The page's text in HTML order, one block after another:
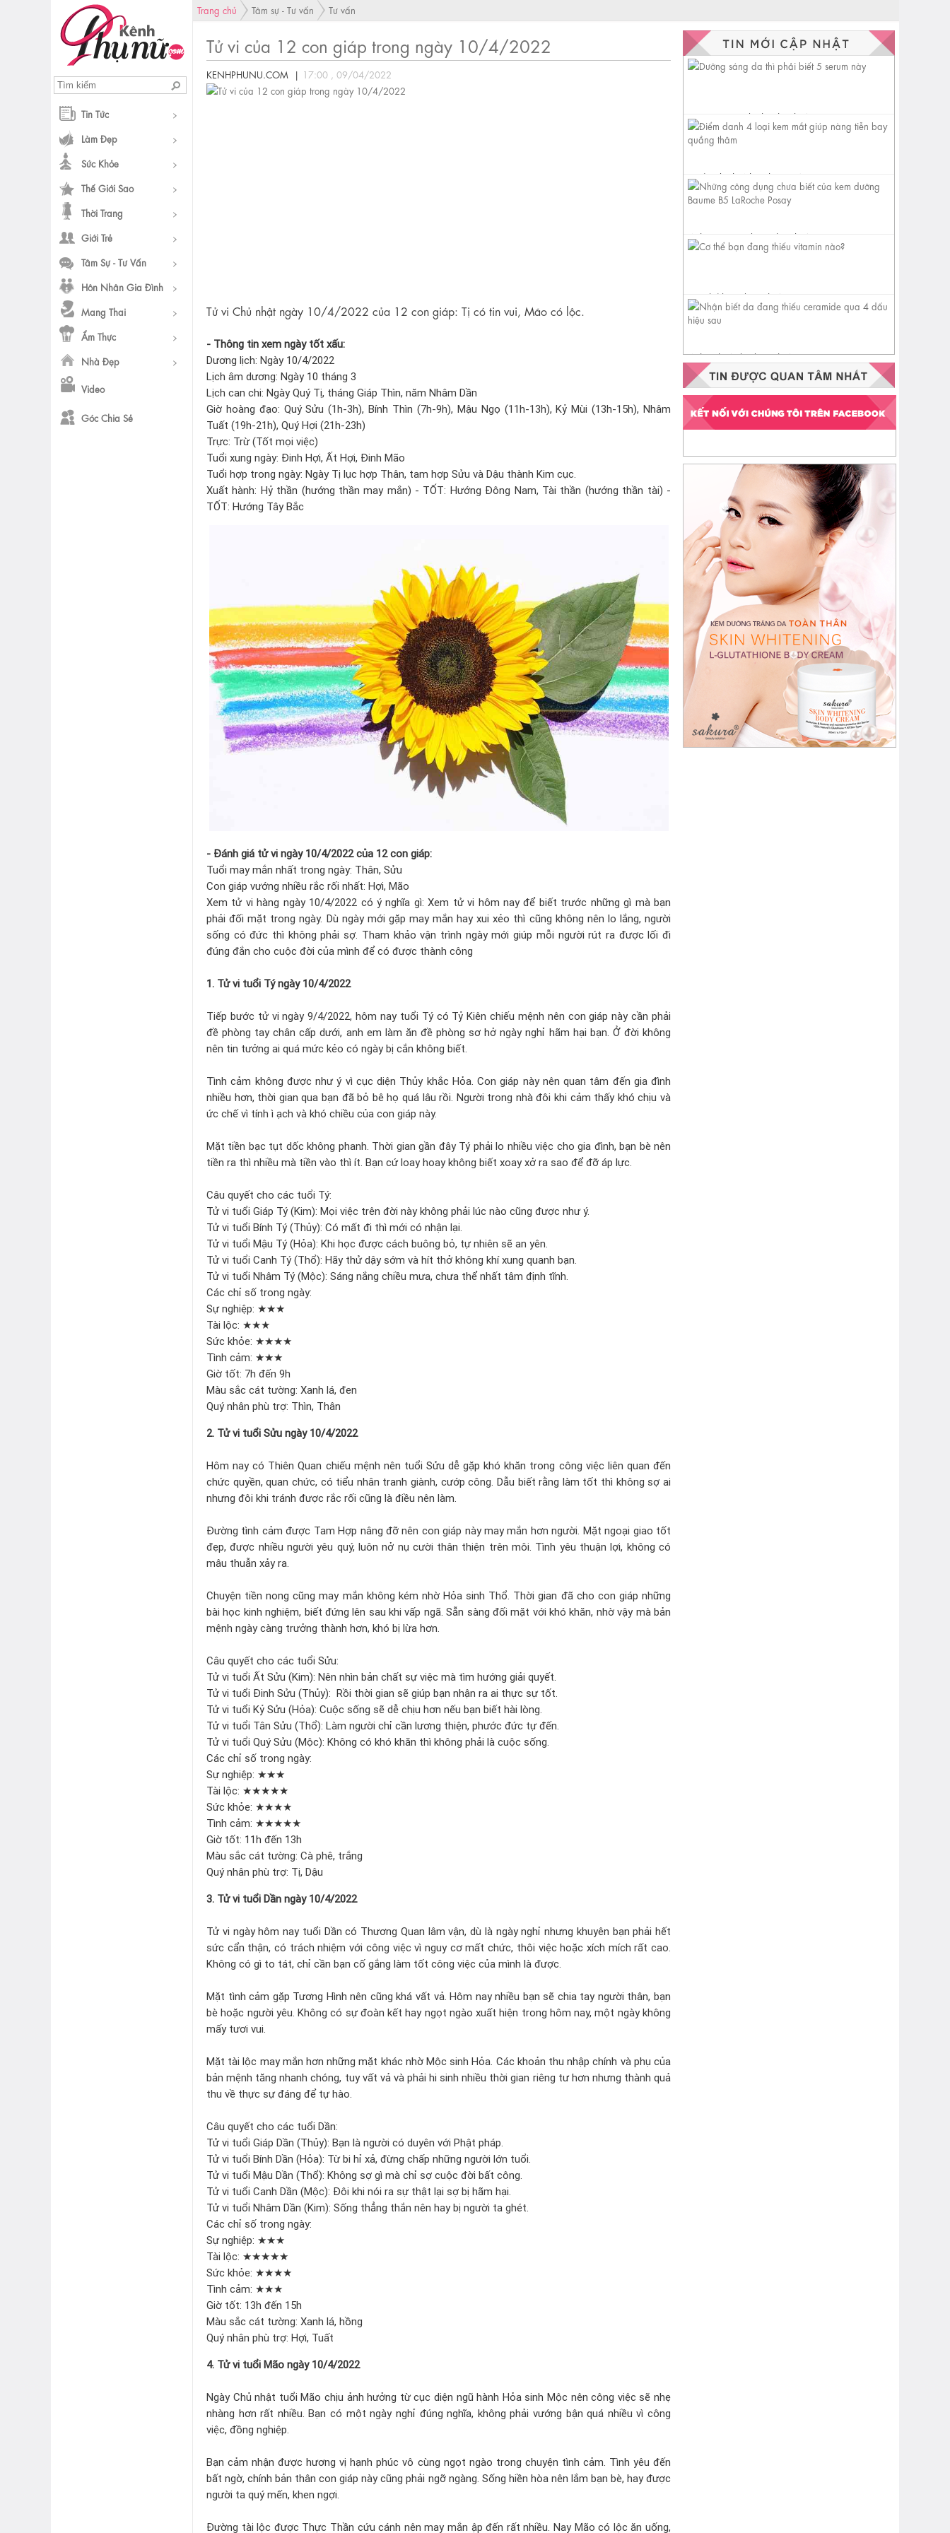
Tin Tức
Làm Đẹp
Sức Khỏe
Thế Giới Sao
Thời Trang
Giới Trẻ
Tâm Sự - Tư Vấn
Hôn Nhân Gia Đình
Mang Thai
Ẩm Thực
Nhà Đẹp
Video
Góc Chia Sẻ
Trang chủ Tâm sự - Tư vấn Tư vấn
Tử vi của 12 con giáp trong ngày 10/4/2022
KENHPHUNU.COM | 17:00 , 09/04/2022
Tử vi Chủ nhật ngày 10/4/2022 của 12 con giáp: Tị có tin vui, Mão có lộc.
- Thông tin xem ngày tốt xấu:
Dương lịch: Ngày 10/4/2022
Lịch âm dương: Ngày 10 tháng 3
Lịch can chi: Ngày Quý Tị, tháng Giáp Thìn, năm Nhâm Dần
Giờ hoàng đạo: Quý Sửu (1h-3h), Bính Thìn (7h-9h), Mậu Ngọ (11h-13h), Kỷ Mùi (13h-15h), Nhâm
Tuất (19h-21h), Quý Hợi (21h-23h)
Trực: Trừ (Tốt mọi việc)
Tuổi xung ngày: Đinh Hợi, Ất Hợi, Đinh Mão
Tuổi hợp trong ngày: Ngày Tị lục hợp Thân, tam hợp Sửu và Dậu thành Kim cục.
Xuất hành: Hỷ thần (hướng thần may mắn) - TỐT: Hướng Đông Nam, Tài thần (hướng thần tài) -
TỐT: Hướng Tây Bắc
- Đánh giá tử vi ngày 10/4/2022 của 12 con giáp:
Tuổi may mắn nhất trong ngày: Thân, Sửu
Con giáp vướng nhiều rắc rối nhất: Hợi, Mão
Xem tử vi hàng ngày 10/4/2022 có ý nghĩa gì: Xem tử vi hôm nay để biết trước những gì mà bạn
phải đối mặt trong ngày. Dù ngày mới gặp may mắn hay xui xẻo thì cũng không nên lo lắng, người
sống có đức thì không phải sợ. Tham khảo vận trình ngày mới giúp mỗi người rút ra được lối đi
đúng đắn cho cuộc đời của mình để có được thành công
1. Tử vi tuổi Tý ngày 10/4/2022
Tiếp bước tử vi ngày 9/4/2022, hôm nay tuổi Tý có Tỷ Kiên chiếu mệnh nên con giáp này cần phải
đề phòng tay chân cấp dưới, anh em làm ăn đề phòng sơ hở ngày nghỉ hãm hại bạn. Ở đời không
nên tin tưởng ai quá mức kẻo có ngày bị cắn không biết.
Tình cảm không được như ý vì cục diện Thủy khắc Hỏa. Con giáp này nên quan tâm đến gia đình
nhiều hơn, thời gian qua bạn đã bỏ bê họ quá lâu rồi. Người trong nhà đôi khi cảm thấy khó chịu và
ức chế vì tính ì ạch và khó chiều của con giáp này.
Mặt tiền bạc tụt dốc không phanh. Thời gian gần đây Tý phải lo nhiều việc cho gia đình, bạn bè nên
tiền ra thì nhiều mà tiền vào thì ít. Bạn cứ loay hoay không biết xoay xở ra sao để đỡ áp lực.
Câu quyết cho các tuổi Tý:
Tử vi tuổi Giáp Tý (Kim): Mọi việc trên đời này không phải lúc nào cũng được như ý.
Tử vi tuổi Bính Tý (Thủy): Có mất đi thì mới có nhận lại.
Tử vi tuổi Mậu Tý (Hỏa): Khi học được cách buông bỏ, tự nhiên sẽ an yên.
Tử vi tuổi Canh Tý (Thổ): Hãy thử dậy sớm và hít thở không khí xung quanh bạn.
Tử vi tuổi Nhâm Tý (Mộc): Sáng nắng chiều mưa, chưa thể nhất tâm định tĩnh.
Các chỉ số trong ngày:
Sự nghiệp: ★★★
Tài lộc: ★★★
Sức khỏe: ★★★★
Tình cảm: ★★★
Giờ tốt: 7h đến 9h
Màu sắc cát tường: Xanh lá, đen
Quý nhân phù trợ: Thìn, Thân
2. Tử vi tuổi Sửu ngày 10/4/2022
Hôm nay có Thiên Quan chiếu mệnh nên tuổi Sửu dễ gặp khó khăn trong công việc liên quan đến
chức quyền, quan chức, có tiểu nhân tranh giành, cướp công. Dẫu biết rằng làm tốt thì không sợ ai
nhưng đôi khi tránh được rắc rối cũng là điều nên làm.
Đường tình cảm được Tam Hợp nâng đỡ nên con giáp này may mắn hơn người. Mặt ngoại giao tốt
đẹp, được nhiều người yêu quý, luôn nở nụ cười thân thiện trên môi. Tình yêu thuận lợi, không có
mâu thuẫn xảy ra.
Chuyện tiền nong cũng may mắn không kém nhờ Hỏa sinh Thổ. Thời gian đã cho con giáp những
bài học kinh nghiệm, biết đứng lên sau khi vấp ngã. Sẵn sàng đối mặt với khó khăn, nhờ vậy mà bản
mệnh ngày càng trưởng thành hơn, khó bị lừa hơn.
Câu quyết cho các tuổi Sửu:
Tử vi tuổi Ất Sửu (Kim): Nên nhìn bản chất sự việc mà tìm hướng giải quyết.
Tử vi tuổi Đinh Sửu (Thủy): Rồi thời gian sẽ giúp bạn nhận ra ai thực sự tốt.
Tử vi tuổi Kỷ Sửu (Hỏa): Cuộc sống sẽ dễ chịu hơn nếu bạn biết hài lòng.
Tử vi tuổi Tân Sửu (Thổ): Làm người chỉ cần lương thiện, phước đức tự đến.
Tử vi tuổi Quý Sửu (Mộc): Không có khó khăn thì không phải là cuộc sống.
Các chỉ số trong ngày:
Sự nghiệp: ★★★
Tài lộc: ★★★★★
Sức khỏe: ★★★★
Tình cảm: ★★★★★
Giờ tốt: 11h đến 13h
Màu sắc cát tường: Cà phê, trắng
Quý nhân phù trợ: Tị, Dậu
3. Tử vi tuổi Dần ngày 10/4/2022
Tử vi ngày hôm nay tuổi Dần có Thương Quan lâm vận, dù là ngày nghỉ nhưng khuyên bạn phải hết
sức cẩn thận, có trách nhiệm với công việc vì nguy cơ mất chức, thôi việc hoặc xích mích rất cao.
Không có gì to tát, chỉ cần bạn cố gắng làm tốt công việc của mình là được.
Mặt tình cảm gặp Tương Hình nên cũng khá vất vả. Hôm nay nhiều bạn sẽ chia tay người thân, bạn
bè hoặc người yêu. Không có sự đoàn kết hay ngọt ngào xuất hiện trong hôm nay, một ngày không
mấy tươi vui.
Mặt tài lộc may mắn hơn những mặt khác nhờ Mộc sinh Hỏa. Các khoản thu nhập chính và phụ của
bản mệnh tăng nhanh chóng, tuy vất vả và phải hi sinh nhiều thời gian riêng tư hơn nhưng thành quả
thu về thực sự đáng để tự hào.
Câu quyết cho các tuổi Dần:
Tử vi tuổi Giáp Dần (Thủy): Bạn là người có duyên với Phật pháp.
Tử vi tuổi Bính Dần (Hỏa): Từ bi hỉ xả, đừng chấp những người lớn tuổi.
Tử vi tuổi Mậu Dần (Thổ): Không sợ gì mà chỉ sợ cuộc đời bất công.
Tử vi tuổi Canh Dần (Mộc): Đôi khi nói ra sự thật lại sợ bị hãm hại.
Tử vi tuổi Nhâm Dần (Kim): Sống thẳng thắn nên hay bị người ta ghét.
Các chỉ số trong ngày:
Sự nghiệp: ★★★
Tài lộc: ★★★★★
Sức khỏe: ★★★★
Tình cảm: ★★★
Giờ tốt: 13h đến 15h
Màu sắc cát tường: Xanh lá, hồng
Quý nhân phù trợ: Hợi, Tuất
4. Tử vi tuổi Mão ngày 10/4/2022
Ngày Chủ nhật tuổi Mão chịu ảnh hưởng từ cục diện ngũ hành Hỏa sinh Mộc nên công việc sẽ nhẹ
nhàng hơn rất nhiều. Bạn có một ngày nghỉ đúng nghĩa, không phải vướng bận quá nhiều vì công
việc, đồng nghiệp.
Bạn cảm nhận được hương vị hạnh phúc vô cùng ngọt ngào trong chuyện tình cảm. Tình yêu đến
bất ngờ, chính bản thân con giáp này cũng phải ngỡ ngàng. Sống hiền hòa nên lắm bạn bè, hay được
người ta quý mến, khen ngợi.
Đường tài lộc được Thực Thần cứu cánh nên may mắn ập đến rất nhiều. Nay Mão có lộc ăn uống,
Dưỡng sáng da thì phải biết 5
serum này
Điểm danh 4 loại kem mắt
giúp nàng tiễn bay quầng
thâm
Những công dụng chưa biết
của kem dưỡng Baume B5
Cơ thể bạn đang thiếu vitamin
nào?
Nhận biết da đang thiếu
ceramide qua 4 dấu hiệu sau